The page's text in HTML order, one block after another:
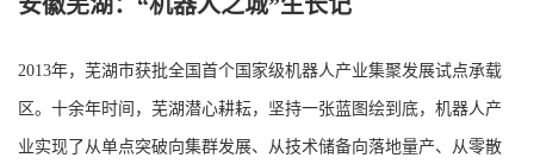
2013年，芜湖市获批全国首个国家级机器人产业集聚发展试点承载
区。十余年时间，芜湖潜心耕耘，坚持一张蓝图绘到底，机器人产
业实现了从单点突破向集群发展、从技术储备向落地量产、从零散